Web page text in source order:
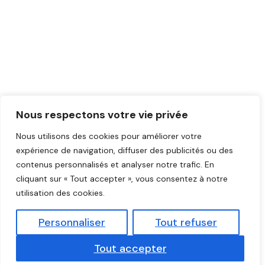
Nous respectons votre vie privée
Nous utilisons des cookies pour améliorer votre
expérience de navigation, diffuser des publicités ou des
contenus personnalisés et analyser notre trafic. En
cliquant sur « Tout accepter », vous consentez à notre
utilisation des cookies.
Personnaliser
Tout refuser
Tout accepter